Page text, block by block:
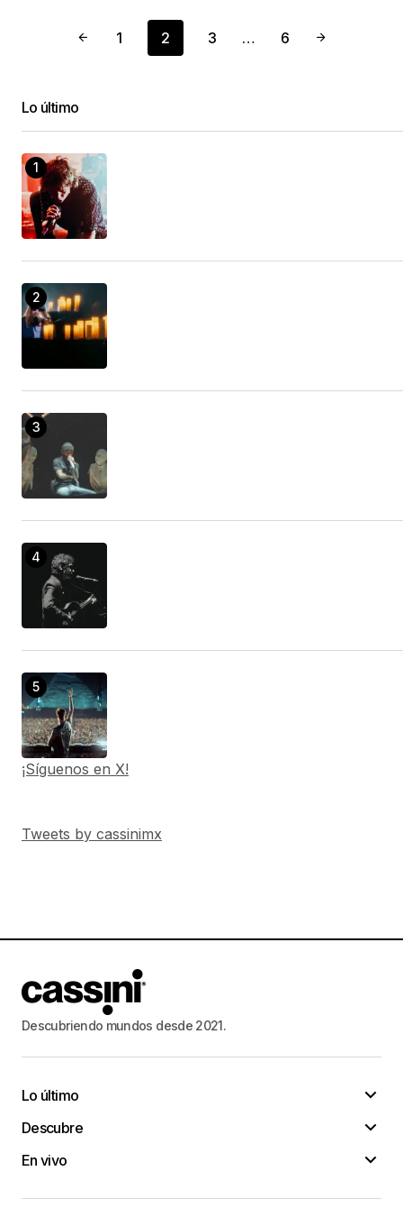
1 2 3 … 6
Lo último
¡Síguenos en X!
Tweets by cassinimx
Descubriendo mundos desde 2021.
Lo último
Descubre
En vivo